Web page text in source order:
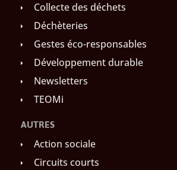
Collecte des déchets
Déchèteries
Gestes éco-responsables
Développement durable
Newsletters
TEOMi
AUTRES
Action sociale
Circuits courts